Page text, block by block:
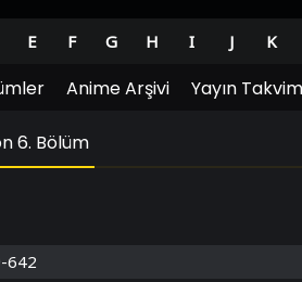
E F G H I J K
Anime Arşivi Yayın
6. Bölüm
642